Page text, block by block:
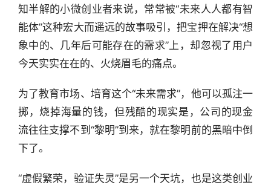
知半解的小微创业者来说，常常被“未来人人都有智
能体”这种宏大而遥远的故事吸引，把宝押在解决“想
象中的、几年后可能存在的需求”上，却忽视了用户
今天实实在在的、火烧眉毛的痛点。
为了教育市场、培育这个“未来需求”，他可以孤注一
掷，烧掉海量的钱，但残酷的现实是，公司的现金
流往往支撑不到“黎明”到来，就在黎明前的黑暗中倒
下了。
“虚假繁荣，验证失灵”是另一个天坑，也是这类创业